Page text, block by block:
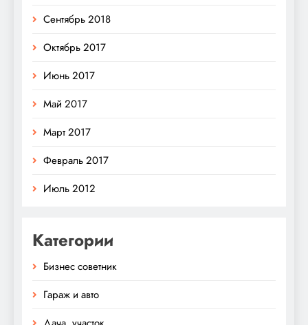
Сентябрь 2018
Октябрь 2017
Июнь 2017
Май 2017
Март 2017
Февраль 2017
Июль 2012
Категории
Бизнес советник
Гараж и авто